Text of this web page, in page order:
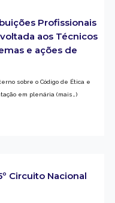
Profissionais
aos Técnicos
e ações de
sobre o Código de Ética e
em plenária (mais…)
Circuito Nacional